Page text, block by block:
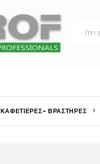
ΚΑΦΕΤΙΈΡΕΣ- ΒΡΑΣΤΉΡΕΣ